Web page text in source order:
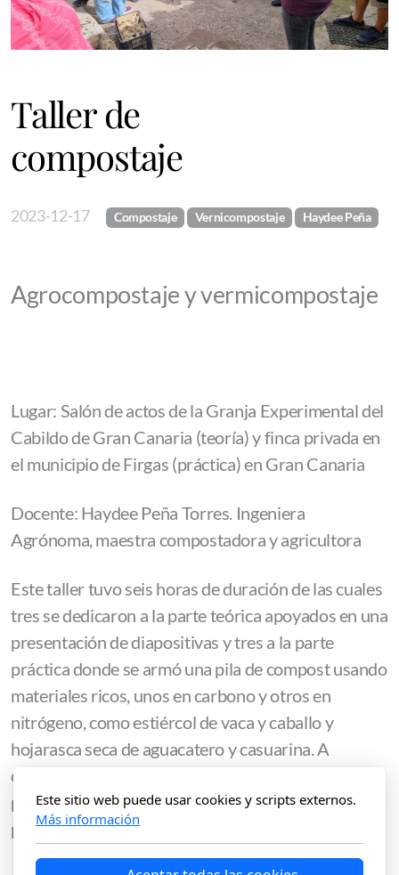
Taller de
compostaje
2023-12-17 Compostaje Vernicompostaje Haydee Peña
Agrocompostaje y vermicompostaje
Lugar: Salón de actos de la Granja Experimental del
Cabildo de Gran Canaria (teoría) y finca privada en
el municipio de Firgas (práctica) en Gran Canaria
Docente: Haydee Peña Torres. Ingeniera
Agrónoma, maestra compostadora y agricultora
Este taller tuvo seis horas de duración de las cuales
tres se dedicaron a la parte teórica apoyados en una
presentación de diapositivas y tres a la parte
práctica donde se armó una pila de compost usando
materiales ricos, unos en carbono y otros en
nitrógeno, como estiércol de vaca y caballo y
hojarasca seca de aguacatero y casuarina. A
continuación se preparó una vermicompostadora
pequeña con los elementos necesarios para
producir compost de lombriz de tierra
Este sitio web puede usar cookies y scripts externos.
Más información